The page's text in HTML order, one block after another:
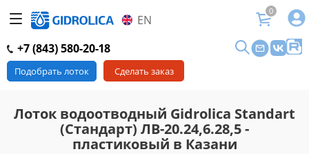
EN
0
+7 (843) 580-20-18
Подобрать лоток Сделать заказ
Лоток водоотводный Gidrolica Standart
(Стандарт) ЛВ-20.24,6.28,5 -
пластиковый в Казани